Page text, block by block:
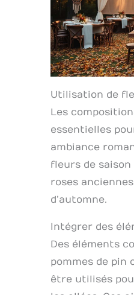
Utilisation de
Les
essentielles
ambiance
fleurs de saison
roses
d’automne.
Intégrer des
Des éléments
pommes de pin
être utilisés